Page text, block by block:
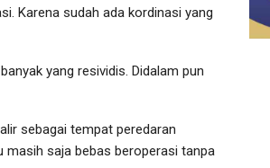
Karena sudah ada kordinasi yang
yang resividis. Didalam pun
sebagai tempat peredaran
masih saja bebas beroperasi tanpa